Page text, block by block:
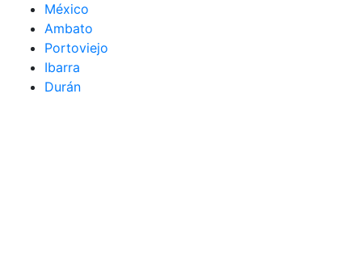
México
Ambato
Portoviejo
Ibarra
Durán